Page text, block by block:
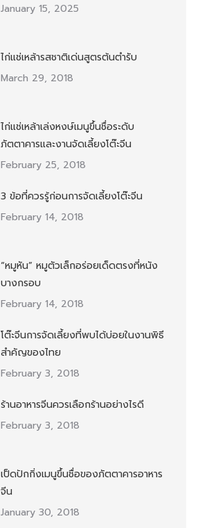
January 15, 2025
ไก่แช่เหล้ารสชาติเด่นสูตรต้นตำรับ
March 29, 2018
ไก่แช่เหล้าเล่งหงษ์เมนูขึ้นชื่อระดับ
ภัตตาคารและงานจัดเลี้ยงโต๊ะจีน
February 25, 2018
3 ข้อที่ควรรู้ก่อนการจัดเลี้ยงโต๊ะจีน
February 14, 2018
“หมูหัน” หมูตัวเล็กอร่อยเด็ดตรงที่หนัง
บางกรอบ
February 14, 2018
โต๊ะจีนการจัดเลี้ยงที่พบได้บ่อยในงานพิธี
สำคัญของไทย
February 3, 2018
ร้านอาหารจีนควรเลือกร้านอย่างไรดี
February 3, 2018
เป็ดปักกิ่งเมนูขึ้นชื่อของภัตตาคารอาหาร
จีน
January 30, 2018